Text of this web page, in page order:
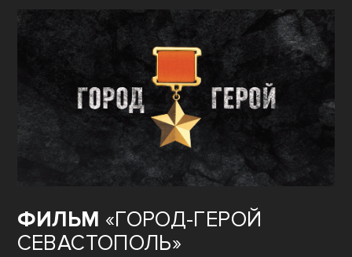
ФИЛЬМ «ГОРОД-ГЕРОЙ
СЕВАСТОПОЛЬ»